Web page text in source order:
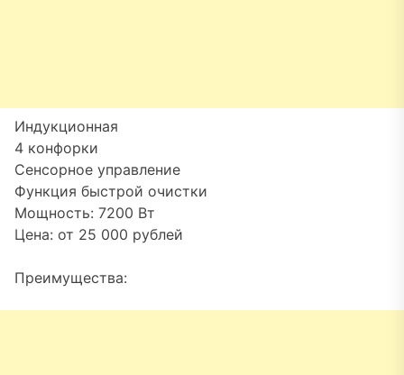
Индукционная
4 конфорки
Сенсорное управление
Функция быстрой очистки
Мощность: 7200 Вт
Цена: от 25 000 рублей
Преимущества: